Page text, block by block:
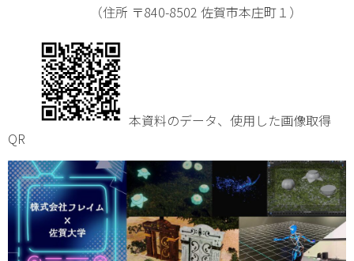
（住所 〒840-8502 佐賀市本庄町１）
本資料のデータ、使用した画像取得
QR